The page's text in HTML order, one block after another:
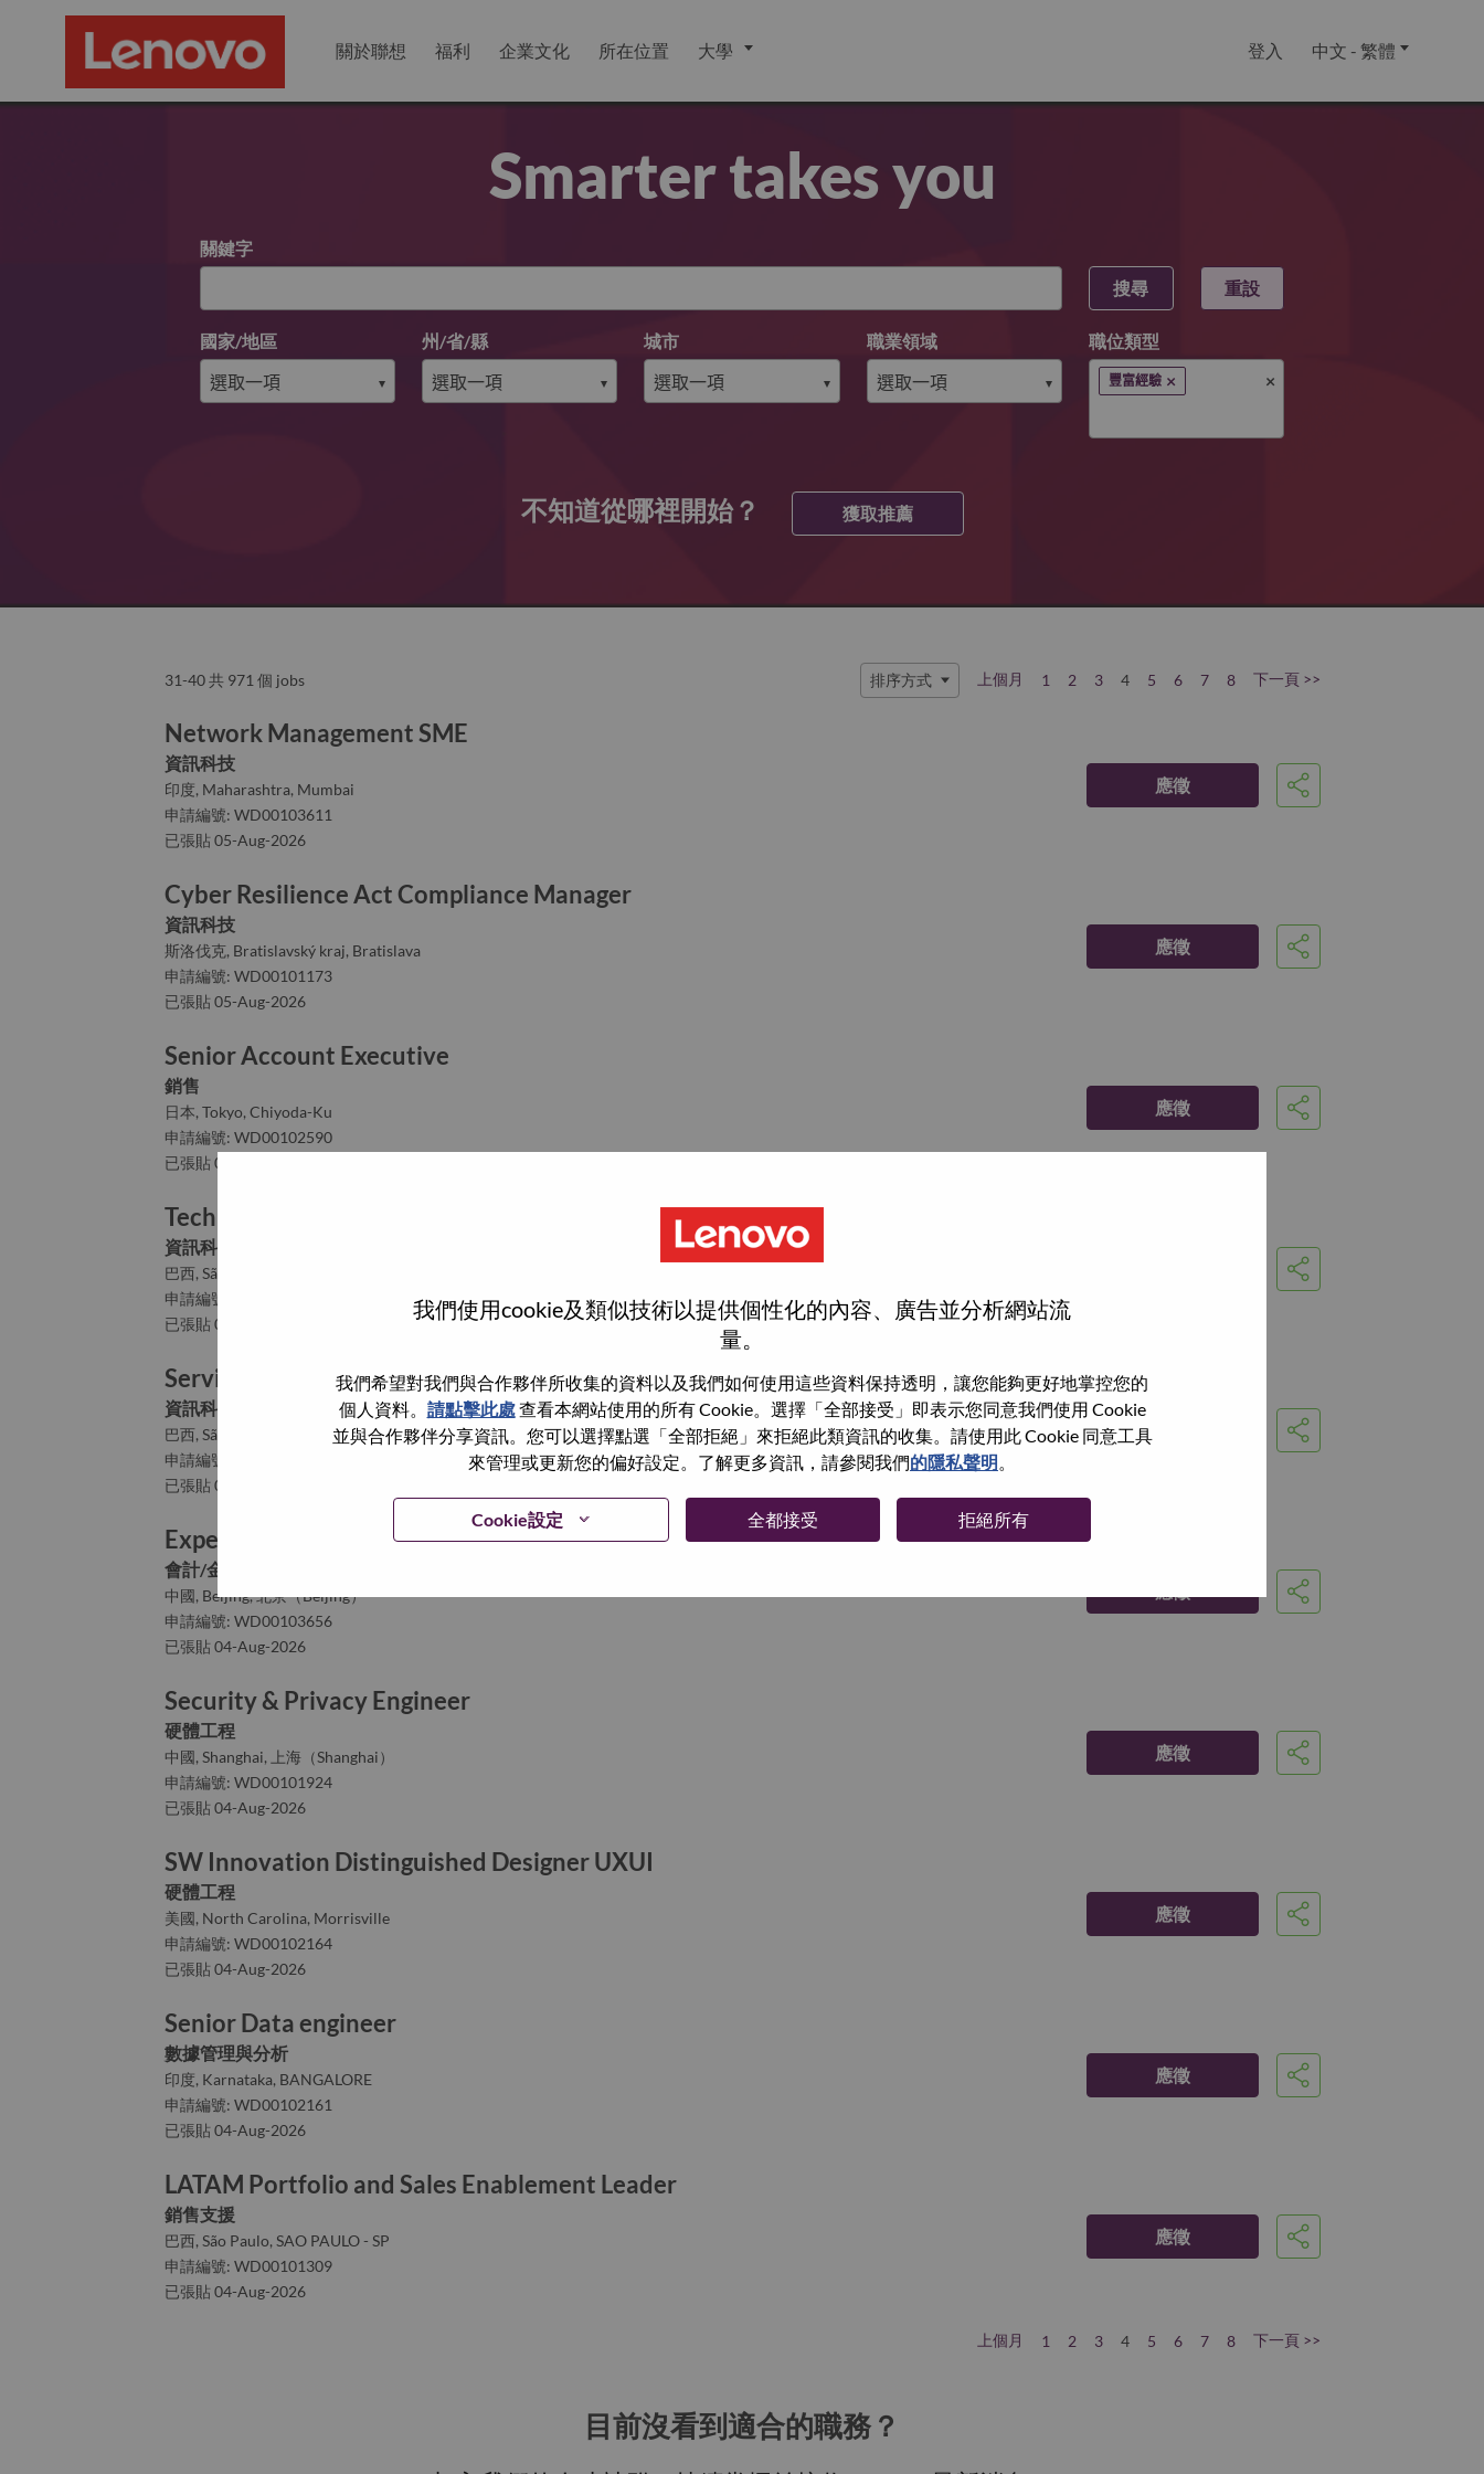
我們使用cookie及類似技術以提供個性化的內容、廣告並分析網站流
量。
我們希望對我們與合作夥伴所收集的資料以及我們如何使用這些資料保持透明，讓您能夠更好地掌控您的
個人資料。 請點擊此處查看本網站使用的所有 Cookie。選擇「全部接受」即表示您同意我們使用 Cookie
並與合作夥伴分享資訊。您可以選擇點選「全部拒絕」來拒絕此類資訊的收集。請使用此 Cookie 同意工具
來管理或更新您的偏好設定。了解更多資訊，請參閱我們的隱私聲明
Cookie設定 全都接受 拒絕所有
關於聯想 福利 企業文化 所在位置 大學 登入 中文 - 繁體
Smarter takes you
搜尋開放職位
關鍵字
搜尋
重設
國家/地區 州/省/縣 城市 職業領域
職位類型
×
豐富經驗 ×
不知道從哪裡開始？ 獲取推薦
31-40 共 971 個 jobs 排序方式 上個月 1 2 3 4 5 6 7 8 下一頁 >>
Network Management SME
資訊科技
印度, Maharashtra, Mumbai
申請編號: WD00103611
已張貼 05-Aug-2026
應徵 分享
Cyber Resilience Act Compliance Manager
資訊科技
斯洛伐克, Bratislavský kraj, Bratislava
申請編號: WD00101173
已張貼 05-Aug-2026
應徵 分享
Senior Account Executive
銷售
日本, Tokyo, Chiyoda-Ku
申請編號: WD00102590
已張貼 04-Aug-2026
應徵 分享
Technical Process Analyst
資訊科技
巴西, São Paulo, Sao Paulo
申請編號: WD00100345
已張貼 04-Aug-2026
分享
Service Desk Team Leader
資訊科技
巴西, São Paulo, Sao Paulo
申請編號: WD00100431
已張貼 04-Aug-2026
分享
Expense Consolidation Manager
會計/金融
中國, Beijing, 北京（Beijing）
申請編號: WD00103656
已張貼 04-Aug-2026
分享
Security & Privacy Engineer
硬體工程
中國, Shanghai, 上海（Shanghai）
申請編號: WD00101924
已張貼 04-Aug-2026
應徵 分享
SW Innovation Distinguished Designer UXUI
硬體工程
美國, North Carolina, Morrisville
申請編號: WD00102164
已張貼 04-Aug-2026
應徵 分享
Senior Data engineer
數據管理與分析
印度, Karnataka, BANGALORE
申請編號: WD00102161
已張貼 04-Aug-2026
應徵 分享
LATAM Portfolio and Sales Enablement Leader
銷售支援
巴西, São Paulo, SAO PAULO - SP
申請編號: WD00101309
已張貼 04-Aug-2026
應徵 分享
上個月 1 2 3 4 5 6 7 8 下一頁 >>
目前沒看到適合的職務？